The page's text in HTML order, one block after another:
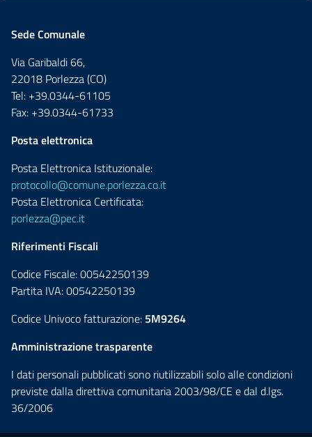
Sede Comunale
Via Garibaldi 66,
22018 Porlezza (CO)
Tel: +39.0344-61105
Fax: +39.0344-61733
Posta elettronica
Posta Elettronica Istituzionale:
protocollo@comune.porlezza.co.it
Posta Elettronica Certificata:
porlezza@pec.it
Riferimenti Fiscali
Codice Fiscale: 00542250139
Partita IVA: 00542250139
Codice Univoco fatturazione: 5M9264
Amministrazione trasparente
I dati personali pubblicati sono riutilizzabili solo alle condizioni
previste dalla direttiva comunitaria 2003/98/CE e dal d.lgs.
36/2006